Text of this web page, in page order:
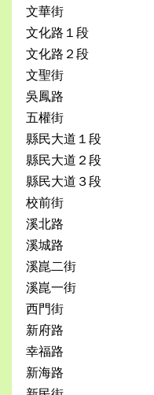
文華街
文化路１段
文化路２段
文聖街
吳鳳路
五權街
縣民大道１段
縣民大道２段
縣民大道３段
校前街
溪北路
溪城路
溪崑二街
溪崑一街
西門街
新府路
幸福路
新海路